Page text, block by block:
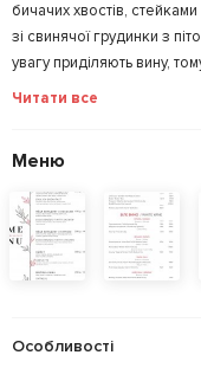
бичачих хвостів,
зі свинячої грудинки з
увагу приділяють вину,
Читати все
Меню
Особливості